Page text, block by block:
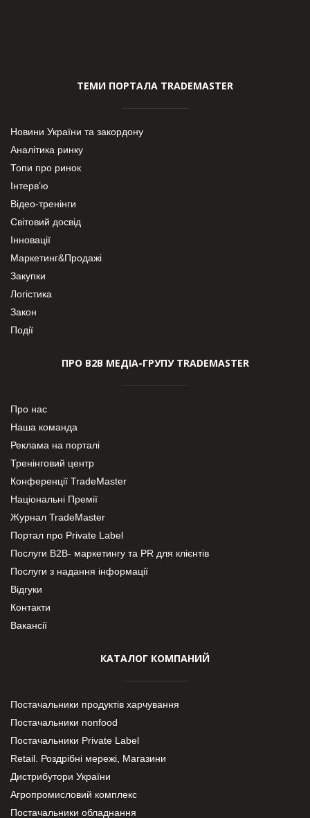
ТЕМИ ПОРТАЛА TRADEMASTER
Новини України та закордону
Аналітика ринку
Топи про ринок
Інтерв’ю
Відео-тренінги
Світовий досвід
Інновації
Маркетинг&Продажі
Закупки
Логістика
Закон
Події
ПРО В2В МЕДІА-ГРУПУ TRADEMASTER
Про нас
Наша команда
Реклама на порталі
Тренінговий центр
Конференції TradeMaster
Національні Премії
Журнал TradeMaster
Портал про Private Label
Послуги В2В- маркетингу та PR для клієнтів
Послуги з надання інформації
Відгуки
Контакти
Вакансії
КАТАЛОГ КОМПАНИЙ
Постачальники продуктів харчування
Постачальники nonfood
Постачальники Private Label
Retail. Роздрібні мережі, Магазини
Дистрибутори України
Агропромисловий комплекс
Постачальники обладнання